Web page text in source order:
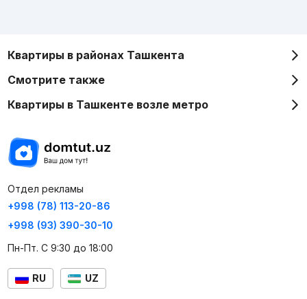
Квартиры в районах Ташкента
Смотрите также
Квартиры в Ташкенте возле метро
Отдел рекламы
+998 (78) 113-20-86
+998 (93) 390-30-10
Пн-Пт. С 9:30 до 18:00
RU UZ